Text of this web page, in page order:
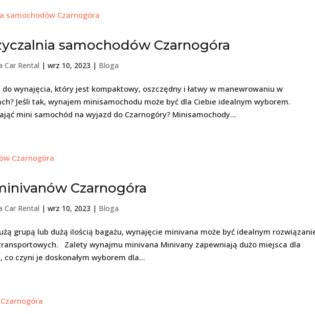
samochodów Czarnogóra
Car Rental |wrz 10, 2023 | Bloga
do wynajęcia, który jest kompaktowy, oszczędny i łatwy w manewrowaniu w
Jeśli tak, wynajem minisamochodu może być dla Ciebie idealnym wyborem.
mini samochód na wyjazd do Czarnogóry? Minisamochody...
Czarnogóra
Car Rental |wrz 10, 2023 | Bloga
grupą lub dużą ilością bagażu, wynajęcie minivana może być idealnym
Zalety wynajmu minivana Minivany zapewniają dużo miejsca dla
co czyni je doskonałym wyborem dla...